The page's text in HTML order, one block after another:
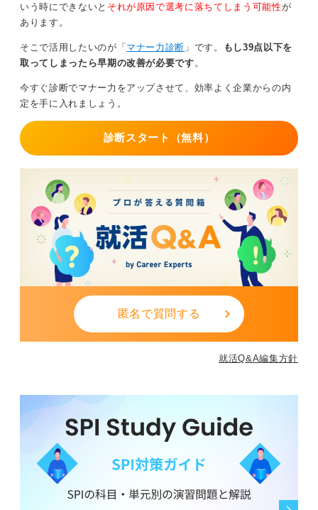
いう時にできないと それが原因で選考に落ちてしまう可能性が
あります。
そこで活用したいのが「 マナー力診断 」です。
もし39点以下を
取ってしまったら早期の改善が必要です。
今すぐ診断でマナー力をアップさせて、効率よく企業からの内
定を手に入れましょう。
診断スタート（無料）
匿名で質問する
就活Q&A編集方針